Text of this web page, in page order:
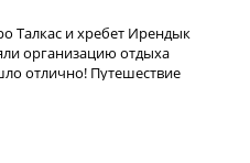
Талкас и хребет Ирендык
организацию отдыха
отлично! Путешествие
к выбору тура
Большое спасибо за
вопросах, быстрое
отношение!